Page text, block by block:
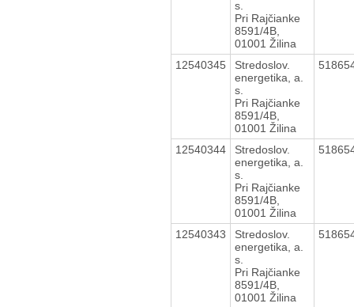
s.
Pri Rajčianke
8591/4B,
01001 Žilina
12540345
Stredoslov.
energetika, a.
s.
Pri Rajčianke
8591/4B,
01001 Žilina
12540344
Stredoslov.
energetika, a.
s.
Pri Rajčianke
8591/4B,
01001 Žilina
12540343
Stredoslov.
energetika, a.
s.
Pri Rajčianke
8591/4B,
01001 Žilina